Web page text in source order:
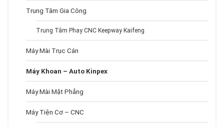
Trung Tâm Gia Công
Trung Tâm Phay CNC Keepway Kaifeng
Máy Mài Trục Cán
Máy Khoan – Auto Kinpex
Máy Mài Mặt Phẳng
Máy Tiện Cơ – CNC